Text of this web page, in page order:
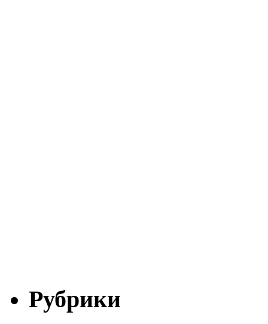
Рубрики